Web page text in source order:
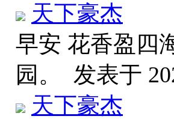
天下豪杰
早安 花香盈四
园。 发表于
天下豪杰